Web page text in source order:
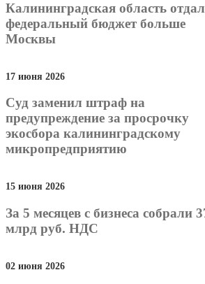
Калининградская область
федеральный бюджет больше
Москвы
17 июня 2026
Суд заменил штраф на
предупреждение за просрочку
экосбора калининградскому
микропредприятию
15 июня 2026
За 5 месяцев с бизнеса собрали
млрд руб. НДС
02 июня 2026